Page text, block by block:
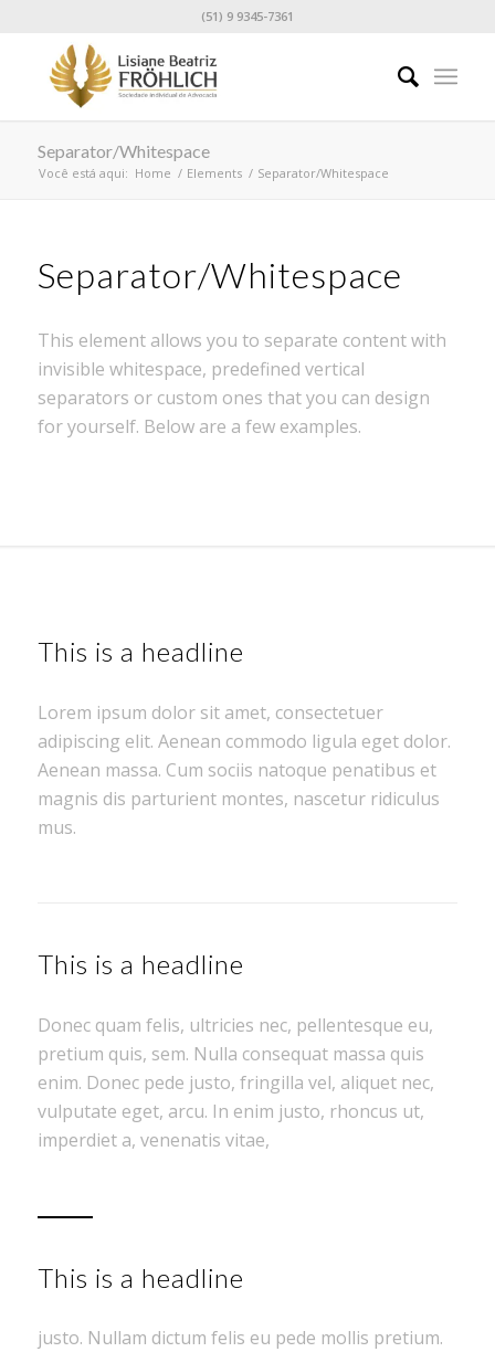
(51) 9 9345-7361
Separator/Whitespace
Você está aqui: Home / Elements / Separator/Whitespace
Separator/Whitespace
This element allows you to separate content with
invisible whitespace, predefined vertical
separators or custom ones that you can design
for yourself. Below are a few examples.
This is a headline
Lorem ipsum dolor sit amet, consectetuer
adipiscing elit. Aenean commodo ligula eget dolor.
Aenean massa. Cum sociis natoque penatibus et
magnis dis parturient montes, nascetur ridiculus
mus.
This is a headline
Donec quam felis, ultricies nec, pellentesque eu,
pretium quis, sem. Nulla consequat massa quis
enim. Donec pede justo, fringilla vel, aliquet nec,
vulputate eget, arcu. In enim justo, rhoncus ut,
imperdiet a, venenatis vitae,
This is a headline
justo. Nullam dictum felis eu pede mollis pretium.